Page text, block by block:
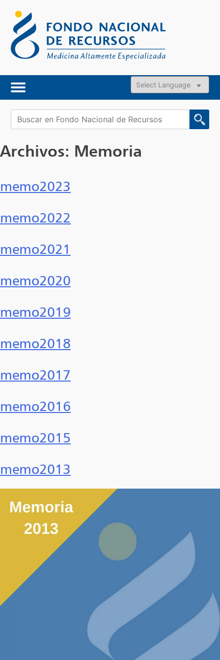
content
Powered by
Buscar:
Archivos: Memoria
memo2023
memo2022
memo2021
memo2020
memo2019
memo2018
memo2017
memo2016
memo2015
memo2013